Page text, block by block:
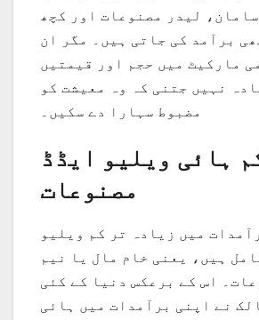
لیدر مصنوعات اور کچھ
برآمد کی جاتی ہیں۔ مگر ان
مارکیٹ میں حجم اور قیمتیں
نہیں جتنی کہ وہ معیشت کو
مضبوط سہارا دے سکیں۔
ہائی ویلیو ایڈڈ
مصنوعات
میں زیادہ تر کم ویلیو
ہیں، یعنی خام مال یا نیم
اس کے برعکس دنیا کے کئی
نے اپنی برآمدات میں ہائی